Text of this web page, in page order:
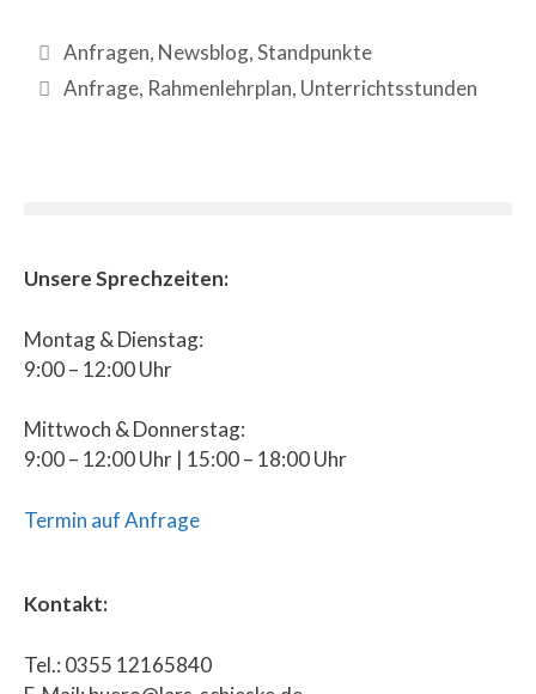
Anfragen, Newsblog,Standpunkte
Anfrage, Rahmenlehrplan, Unterrichtsstunden
Unsere Sprechzeiten:
Montag & Dienstag:
9:00 – 12:00 Uhr
Mittwoch & Donnerstag:
9:00 – 12:00 Uhr | 15:00 – 18:00 Uhr
Termin auf Anfrage
Kontakt:
Tel.: 0355 12165840